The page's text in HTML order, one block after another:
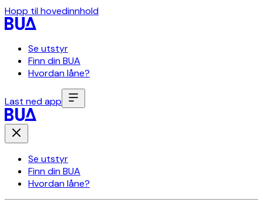
Hopp til hovedinnhold
Se utstyr
Finn din BUA
Hvordan låne?
Last ned app
Se utstyr
Finn din BUA
Hvordan låne?